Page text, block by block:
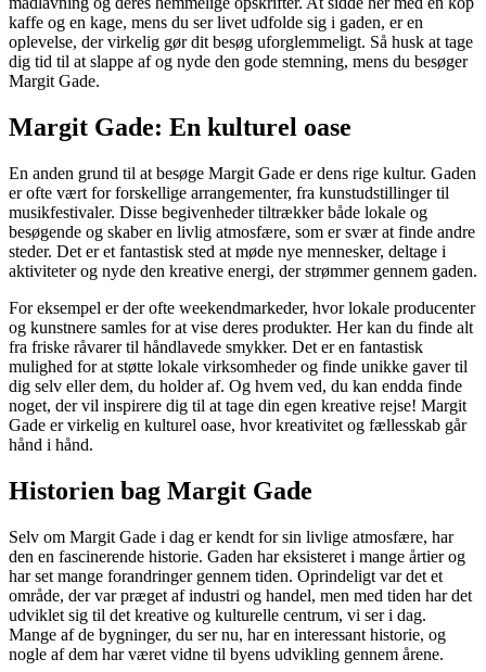
kaffe og en kage, mens du ser livet udfolde sig i gaden, er en
oplevelse, der virkelig gør dit besøg uforglemmeligt. Så husk at tage
dig tid til at slappe af og nyde den gode stemning, mens du besøger
Margit Gade.
Margit Gade: En kulturel oase
En anden grund til at besøge Margit Gade er dens rige kultur. Gaden
er ofte vært for forskellige arrangementer, fra kunstudstillinger til
musikfestivaler. Disse begivenheder tiltrækker både lokale og
besøgende og skaber en livlig atmosfære, som er svær at finde andre
steder. Det er et fantastisk sted at møde nye mennesker, deltage i
aktiviteter og nyde den kreative energi, der strømmer gennem gaden.
For eksempel er der ofte weekendmarkeder, hvor lokale producenter
og kunstnere samles for at vise deres produkter. Her kan du finde alt
fra friske råvarer til håndlavede smykker. Det er en fantastisk
mulighed for at støtte lokale virksomheder og finde unikke gaver til
dig selv eller dem, du holder af. Og hvem ved, du kan endda finde
noget, der vil inspirere dig til at tage din egen kreative rejse! Margit
Gade er virkelig en kulturel oase, hvor kreativitet og fællesskab går
hånd i hånd.
Historien bag Margit Gade
Selv om Margit Gade i dag er kendt for sin livlige atmosfære, har
den en fascinerende historie. Gaden har eksisteret i mange årtier og
har set mange forandringer gennem tiden. Oprindeligt var det et
område, der var præget af industri og handel, men med tiden har det
udviklet sig til det kreative og kulturelle centrum, vi ser i dag.
Mange af de bygninger, du ser nu, har en interessant historie, og
nogle af dem har været vidne til byens udvikling gennem årene.